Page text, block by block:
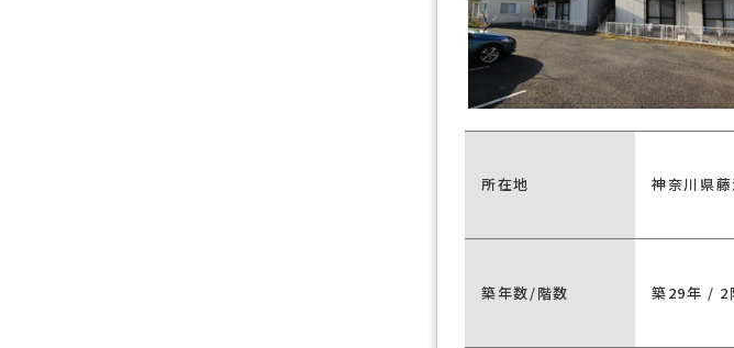
所在地 神奈川県
築年数/階数 築29年 / 2